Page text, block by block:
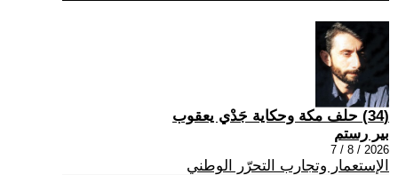
(34) حلف مكة وحكاية جَدْي يعقوب
بير رستم
2026 / 8 / 7
الإستعمار وتجارب التحرّر الوطني